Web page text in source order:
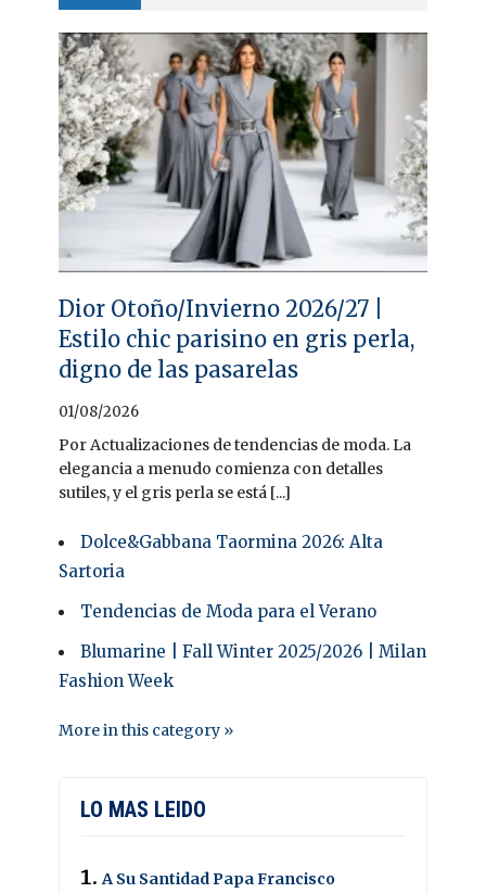
Dior Otoño/Invierno 2026/27 |
Estilo chic parisino en gris perla,
digno de las pasarelas
01/08/2026
Por Actualizaciones de tendencias de moda. La
elegancia a menudo comienza con detalles
sutiles, y el gris perla se está [...]
Dolce&Gabbana Taormina 2026: Alta
Sartoria
Tendencias de Moda para el Verano
Blumarine | Fall Winter 2025/2026 | Milan
Fashion Week
More in this category »
LO MAS LEIDO
A Su Santidad Papa Francisco